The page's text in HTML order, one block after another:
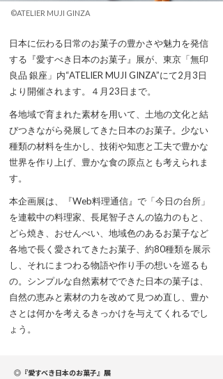
©ATELIER MUJI GINZA
日本に伝わる日常のお菓子の豊かさや魅力を発信
する『愛すべき日本のお菓子』展が、東京「無印
良品 銀座」内“ATELIER MUJI GINZA”にて2月3日
より開催されます。４月23日まで。
各地域で育まれた素材を用いて、土地の文化と結
びつきながら発展してきた日本のお菓子。少ない
種類の材料を生かし、技術や知恵と工夫で豊かな
世界を作り上げ、豊かな食の原点とも考えられま
す。
本企画展は、『Web料理通信』で「今日の台所」
を連載中の料理家、長尾智子さんの協力のもと、
どら焼き、おせんべい、地域色のあるお菓子など
各地で長く愛されてきたお菓子、約80種類を展示
し、それにまつわる物語や作り手の想いを巡るも
の。シンプルな自然素材でできた日本の菓子は、
自然の恵みと素材の力を改めて見つめ直し、豊か
さとは何かを考えるきっかけを与えてくれるでし
ょう。
◎『愛すべき日本のお菓子』展